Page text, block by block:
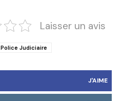
Laisser un avis
Police Judiciaire
J'AIME